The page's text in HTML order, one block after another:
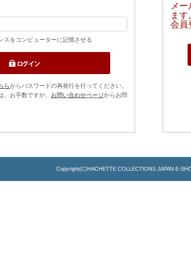
スをコンピューターに記憶させる
らからパスワードの再発行を行ってください。
お手数ですが、 お問い合わせページからお問
メ
ます
会員
Copyright(C)HACHETTE COLLECTIONS JAPAN E-